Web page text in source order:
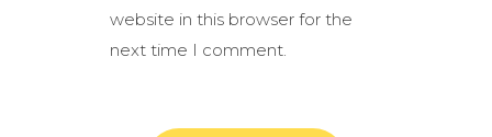
website in this browser for the
next time I comment.